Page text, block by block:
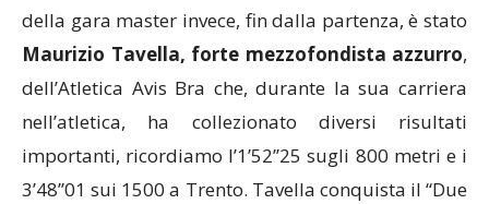
della gara master invece, fin dalla partenza, è stato
Maurizio Tavella, forte mezzofondista azzurro,
dell’Atletica Avis Bra che, durante la sua carriera
nell’atletica, ha collezionato diversi risultati
importanti, ricordiamo l’1’52’’25 sugli 800 metri e i
3’48’’01 sui 1500 a Trento. Tavella conquista il “Due